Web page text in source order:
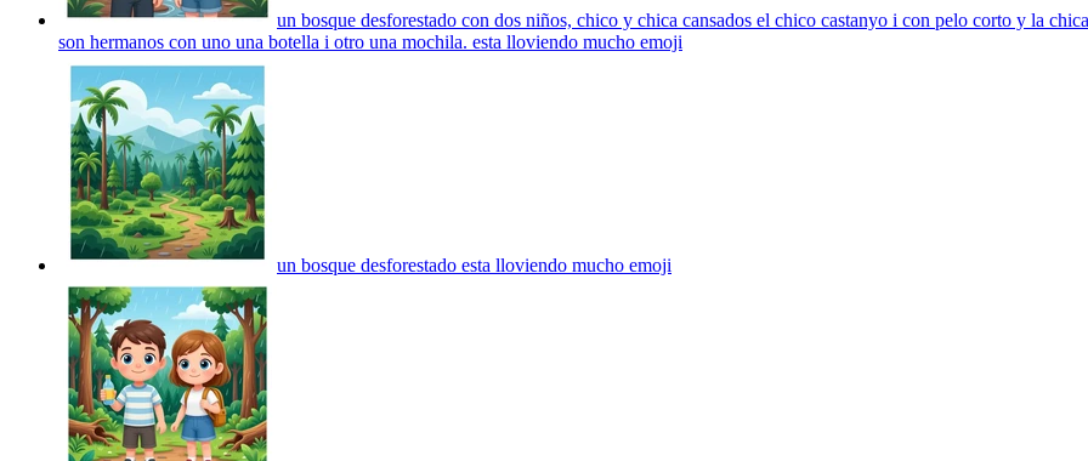
un bosque desforestado con dos niños, chico y chica cansados el chico castanyo i con pelo corto y la
son hermanos con uno una botella i otro una mochila. esta lloviendo mucho emoji
un bosque desforestado esta lloviendo mucho emoji